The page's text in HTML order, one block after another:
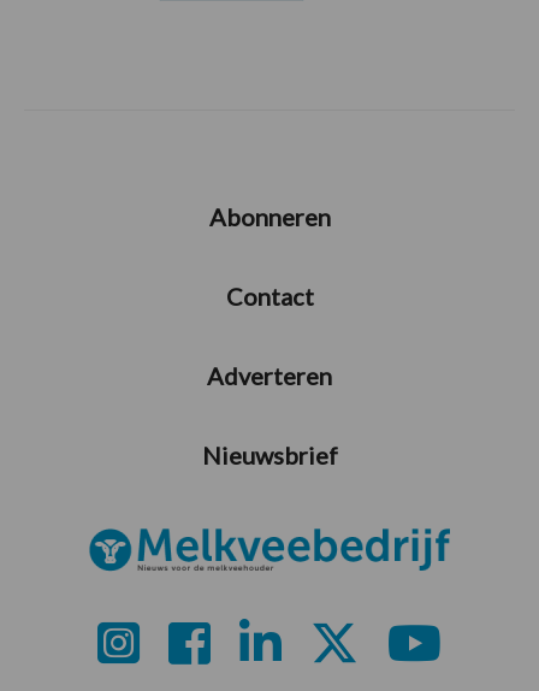
Abonneren
Contact
Adverteren
Nieuwsbrief